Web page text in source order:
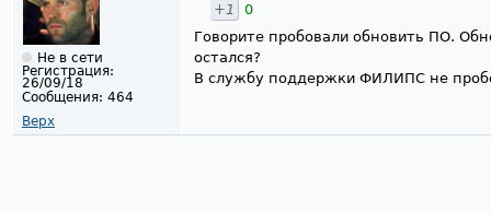
Не в сети
Регистрация:
26/09/18
Сообщения: 464
Верх
+1
0
Говорите пробовали обновить ПО.
остался?
В службу поддержки ФИЛИПС не